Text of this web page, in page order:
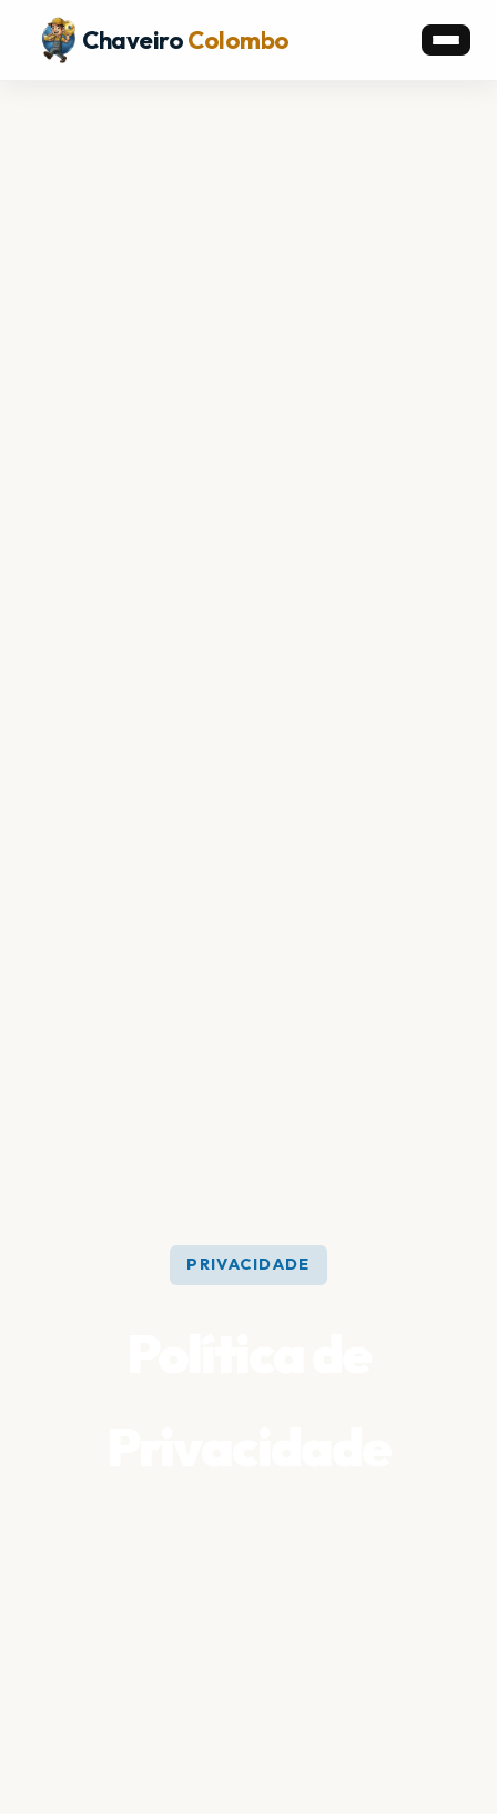
ChaveiroColombo
PRIVACIDADE